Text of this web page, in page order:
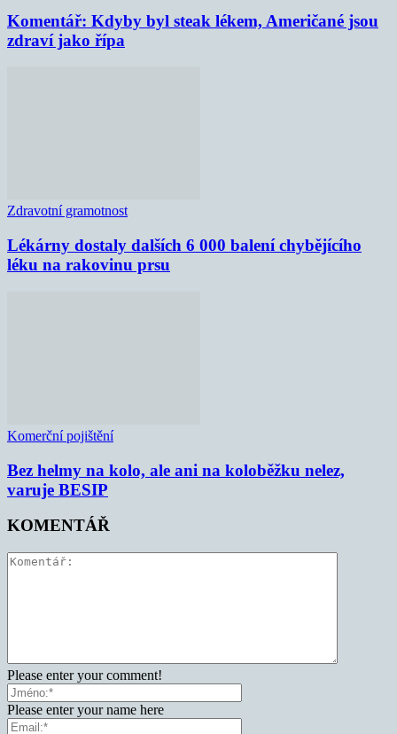
Komentář: Kdyby byl steak lékem, Američané jsou
zdraví jako řípa
Zdravotní gramotnost
Lékárny dostaly dalších 6 000 balení chybějícího
léku na rakovinu prsu
Komerční pojištění
Bez helmy na kolo, ale ani na koloběžku nelez,
varuje BESIP
KOMENTÁŘ
Please enter your comment!
Please enter your name here